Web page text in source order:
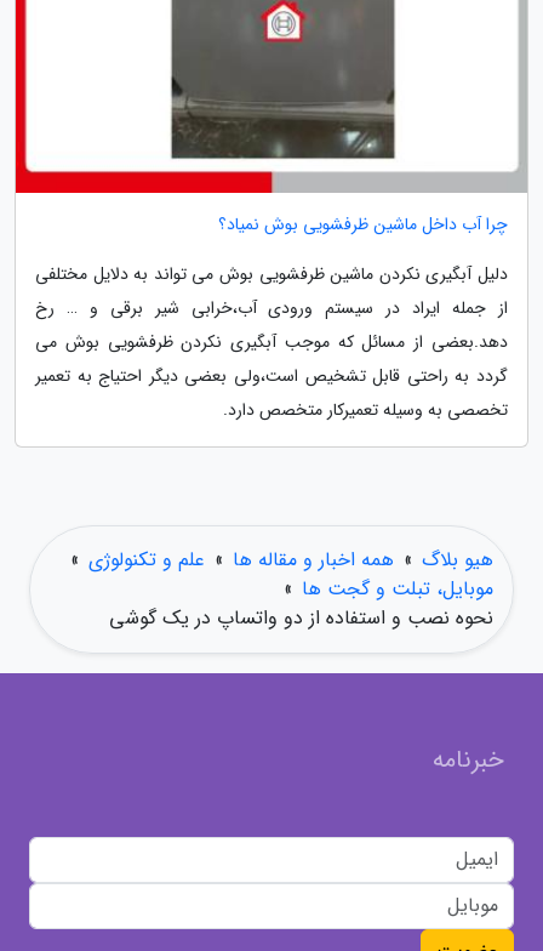
چرا آب داخل ماشین ظرفشویی بوش نمیاد؟
دلیل آبگیری نکردن ماشین ظرفشویی بوش می تواند به دلایل مختلفی
از جمله ایراد در سیستم ورودی آب،خرابی شیر برقی و … رخ
دهد.بعضی از مسائل که موجب آبگیری نکردن ظرفشویی بوش می
گردد به راحتی قابل تشخیص است،ولی بعضی دیگر احتیاج به تعمیر
تخصصی به وسیله تعمیرکار متخصص دارد.
هیو بلاگ » همه اخبار و مقاله ها » علم و تکنولوژی »
موبایل، تبلت و گجت ها »
نحوه نصب و استفاده از دو واتساپ در یک گوشی
خبرنامه